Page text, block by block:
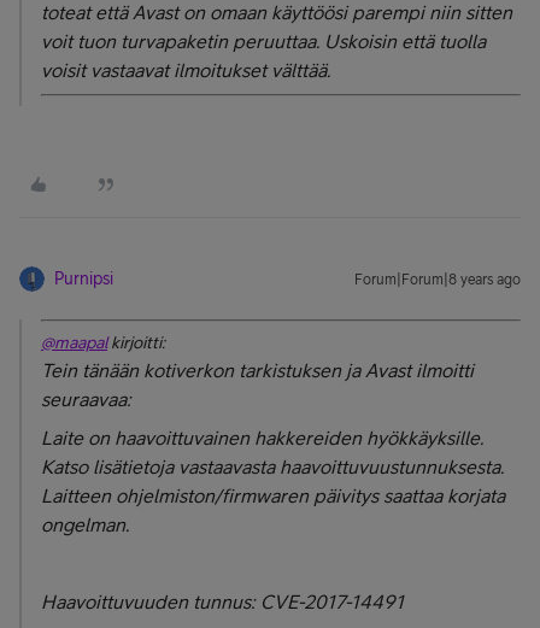
toteat että Avast on omaan käyttöösi parempi niin sitten
voit tuon turvapaketin peruuttaa. Uskoisin että tuolla
voisit vastaavat ilmoitukset välttää.
Purnipsi Forum|Forum|8 years ago
@maapalkirjoitti:
Tein tänään kotiverkon tarkistuksen ja Avast ilmoitti
seuraavaa:
Laite on haavoittuvainen hakkereiden hyökkäyksille.
Katso lisätietoja vastaavasta haavoittuvuustunnuksesta.
Laitteen ohjelmiston/firmwaren päivitys saattaa korjata
ongelman.
Haavoittuvuuden tunnus: CVE-2017-14491